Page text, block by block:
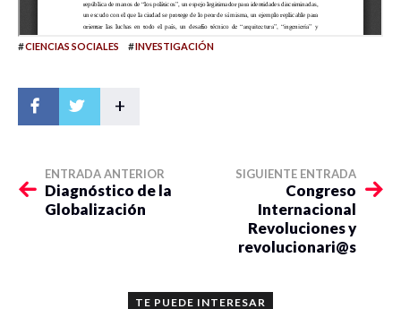
#CIENCIAS SOCIALES #INVESTIGACIÓN
+
ENTRADA ANTERIOR
Diagnóstico de la
Globalización
SIGUIENTE ENTRADA
Congreso
Internacional
Revoluciones y
revolucionari@s
TE PUEDE INTERESAR